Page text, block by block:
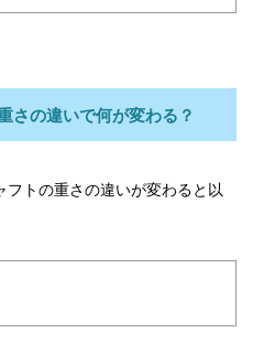
さの違いで何が変わる？
トの重さの違いが変わると以